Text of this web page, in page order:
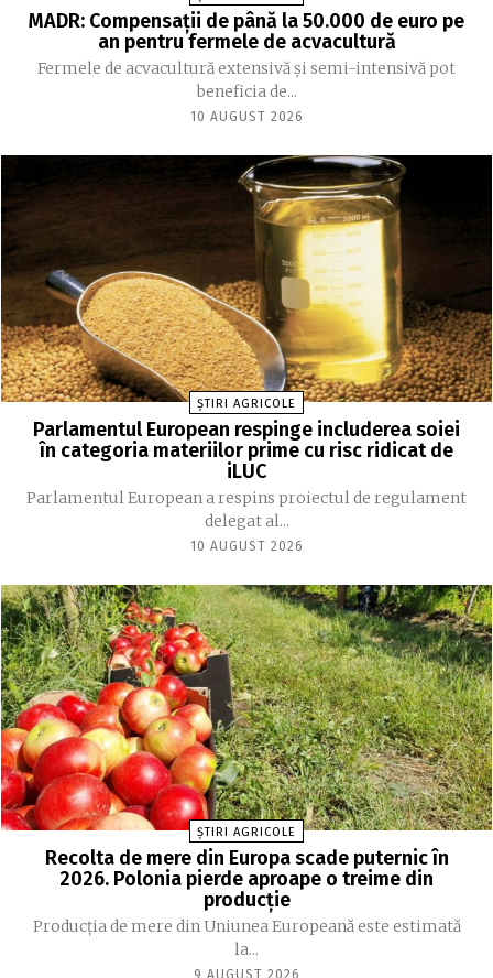
MADR: Compensaţii de până la 50.000 de euro pe
an pentru fermele de acvacultură
Fermele de acvacultură extensivă şi semi-intensivă pot
beneficia de...
10 AUGUST 2026
ȘTIRI AGRICOLE
Parlamentul European respinge includerea soiei
în categoria materiilor prime cu risc ridicat de
iLUC
Parlamentul European a respins proiectul de regulament
delegat al...
10 AUGUST 2026
ȘTIRI AGRICOLE
Recolta de mere din Europa scade puternic în
2026. Polonia pierde aproape o treime din
producție
Producția de mere din Uniunea Europeană este estimată
la...
9 AUGUST 2026